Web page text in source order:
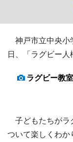
神戸市立中央小
日、「ラグビー人
ラグビー教
子どもたちがラ
ついて楽しくわ